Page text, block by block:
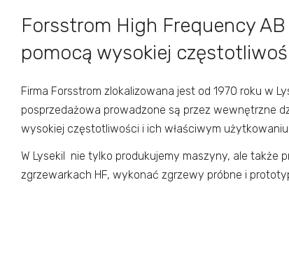
Forsstrom High Frequency
pomocą wysokiej
Firma Forsstrom zlokalizowana jest od 1970 roku w
posprzedażowa prowadzone są przez wewnętrzne
wysokiej częstotliwości i ich właściwym użytkowaniu.
W Lysekil nie tylko produkujemy maszyny, ale
zgrzewarkach HF, wykonać zgrzewy próbne i